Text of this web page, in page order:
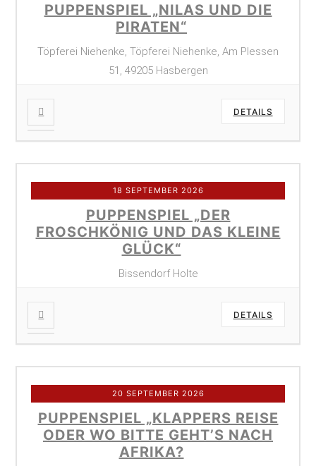
PUPPENSPIEL „NILAS UND DIE
PIRATEN“
Töpferei Niehenke, Töpferei Niehenke, Am Plessen
51, 49205 Hasbergen
DETAILS
18 SEPTEMBER 2026
PUPPENSPIEL „DER
FROSCHKÖNIG UND DAS KLEINE
GLÜCK“
Bissendorf Holte
DETAILS
20 SEPTEMBER 2026
PUPPENSPIEL „KLAPPERS REISE
ODER WO BITTE GEHT’S NACH
AFRIKA?